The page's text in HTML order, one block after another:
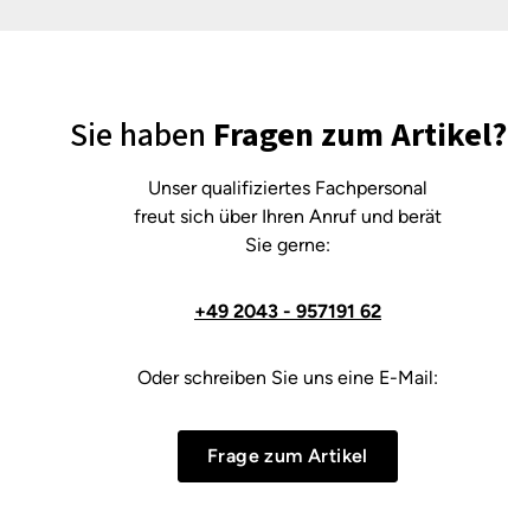
Sie haben Fragen zum Artikel?
Unser qualifiziertes Fachpersonal
freut sich über Ihren Anruf und berät
Sie gerne:
+49 2043 - 957191 62
Oder schreiben Sie uns eine E-Mail:
Frage zum Artikel